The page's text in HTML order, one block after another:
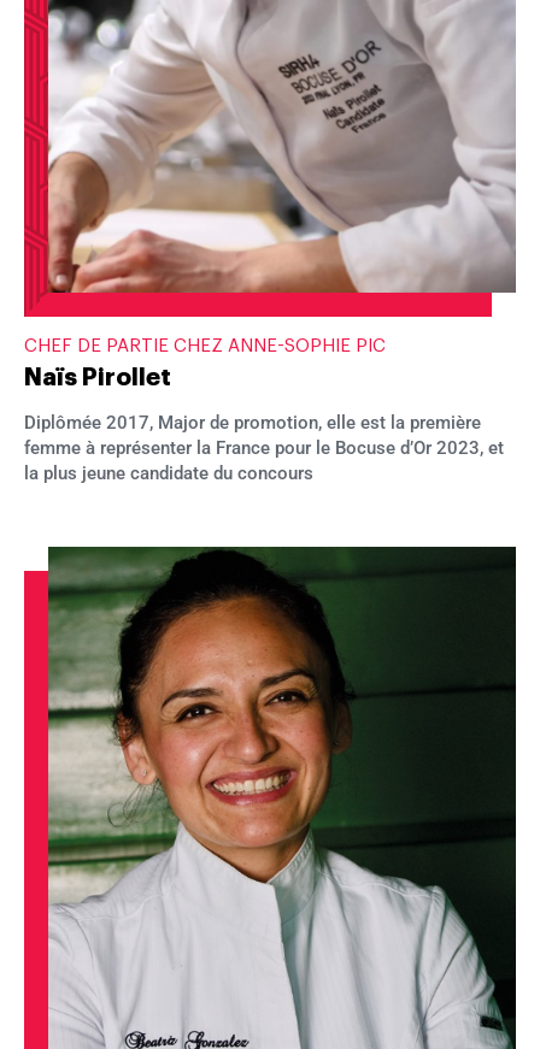
CHEF DE PARTIE CHEZ ANNE-SOPHIE PIC
Naïs Pirollet
Diplômée 2017, Major de promotion, elle est la première
femme à représenter la France pour le Bocuse d’Or 2023, et
la plus jeune candidate du concours